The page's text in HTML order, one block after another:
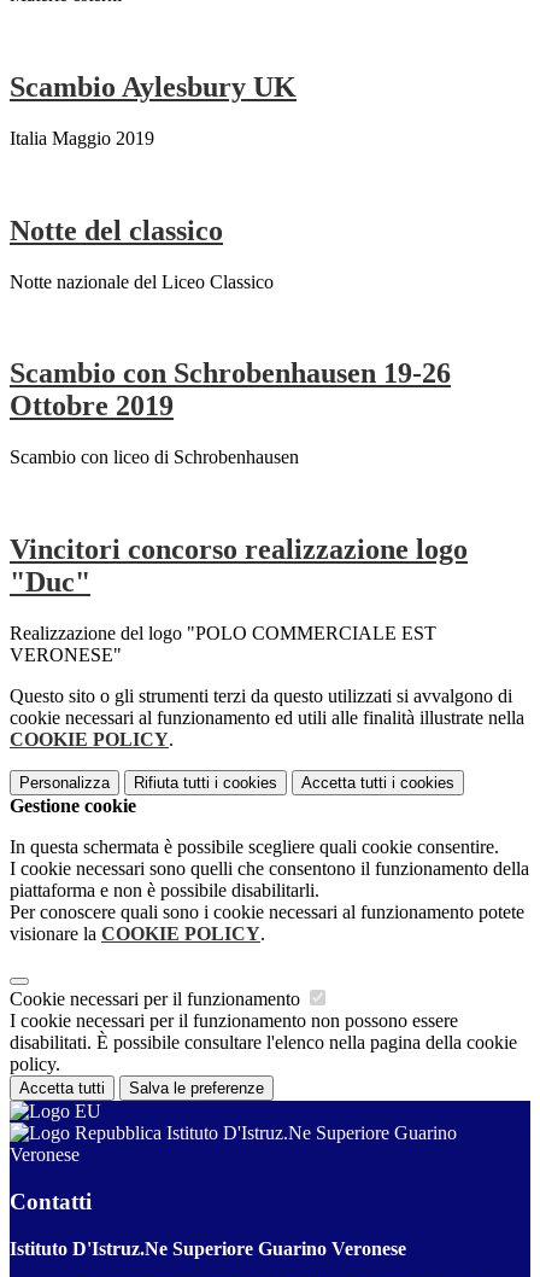
Scambio Aylesbury UK
Italia Maggio 2019
Notte del classico
Notte nazionale del Liceo Classico
Scambio con Schrobenhausen 19-26
Ottobre 2019
Scambio con liceo di Schrobenhausen
Vincitori concorso realizzazione logo
"Duc"
Realizzazione del logo "POLO COMMERCIALE EST
VERONESE"
Questo sito o gli strumenti terzi da questo utilizzati si avvalgono di
cookie necessari al funzionamento ed utili alle finalità illustrate nella
COOKIE POLICY.
Personalizza Rifiuta tutti i cookies Accetta tutti i cookies
Gestione cookie
In questa schermata è possibile scegliere quali cookie consentire.
I cookie necessari sono quelli che consentono il funzionamento della
piattaforma e non è possibile disabilitarli.
Per conoscere quali sono i cookie necessari al funzionamento potete
visionare la COOKIE POLICY.
Cookie necessari per il funzionamento
I cookie necessari per il funzionamento non possono essere
disabilitati. È possibile consultare l'elenco nella pagina della cookie
policy.
Accetta tutti Salva le preferenze
Istituto D'Istruz.Ne Superiore Guarino
Veronese
Contatti
Istituto D'Istruz.Ne Superiore Guarino Veronese